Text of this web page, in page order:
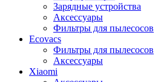
Зарядные устройства
Аксессуары
Фильтры для пылесосов
Ecovacs
Фильтры для пылесосов
Аксессуары
Xiaomi